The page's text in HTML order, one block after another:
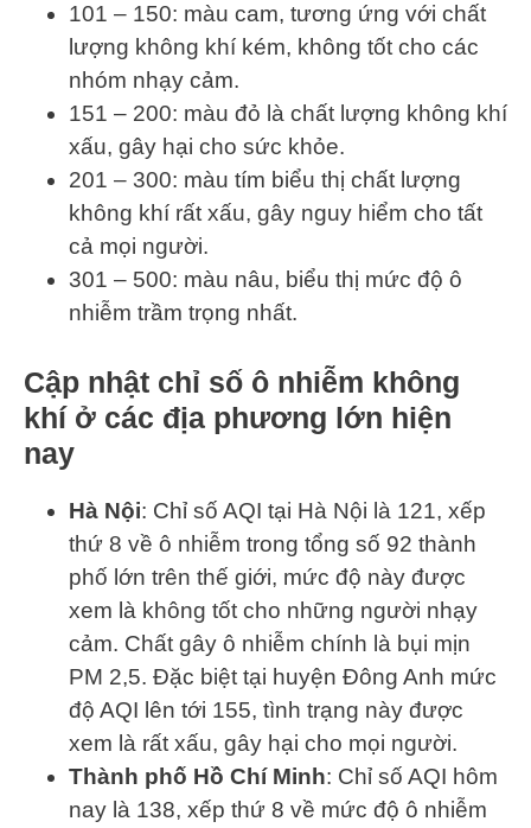
101 – 150: màu cam, tương ứng với chất
lượng không khí kém, không tốt cho các
nhóm nhạy cảm.
151 – 200: màu đỏ là chất lượng không khí
xấu, gây hại cho sức khỏe.
201 – 300: màu tím biểu thị chất lượng
không khí rất xấu, gây nguy hiểm cho tất
cả mọi người.
301 – 500: màu nâu, biểu thị mức độ ô
nhiễm trầm trọng nhất.
Cập nhật chỉ số ô nhiễm không
khí ở các địa phương lớn hiện
nay
Hà Nội: Chỉ số AQI tại Hà Nội là 121, xếp
thứ 8 về ô nhiễm trong tổng số 92 thành
phố lớn trên thế giới, mức độ này được
xem là không tốt cho những người nhạy
cảm. Chất gây ô nhiễm chính là bụi mịn
PM 2,5. Đặc biệt tại huyện Đông Anh mức
độ AQI lên tới 155, tình trạng này được
xem là rất xấu, gây hại cho mọi người.
Thành phố Hồ Chí Minh: Chỉ số AQI hôm
nay là 138, xếp thứ 8 về mức độ ô nhiễm